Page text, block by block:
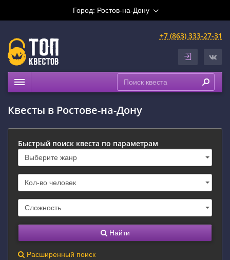
Город: Ростов-на-Дону
+7 (863) 333-27-31
Расписание
Рейтинги
На карте
Сертификаты
Квесты в Ростове-на-Дону
Быстрый поиск квеста по параметрам
Найти
Расширенный поиск